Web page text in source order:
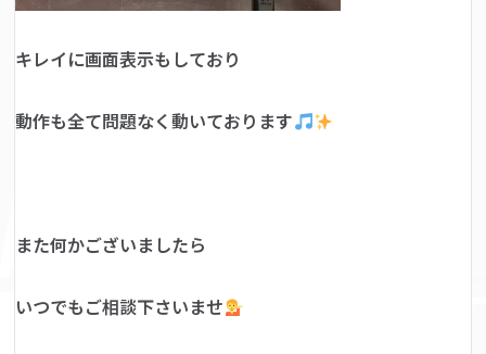
キレイに画面表示もしており
動作も全て問題なく動いております
また何かございましたら
いつでもご相談下さいませ